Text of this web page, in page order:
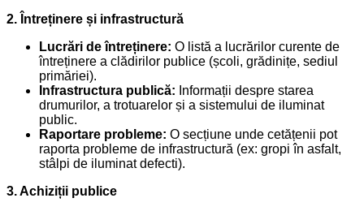
2. Întreținere și infrastructură
Lucrări de întreținere: O listă a lucrărilor curente de
întreținere a clădirilor publice (școli, grădinițe, sediul
primăriei).
Infrastructura publică: Informații despre starea
drumurilor, a trotuarelor și a sistemului de iluminat
public.
Raportare probleme: O secțiune unde cetățenii pot
raporta probleme de infrastructură (ex: gropi în asfalt,
stâlpi de iluminat defecti).
3. Achiziții publice